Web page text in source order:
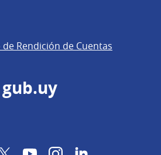
Rendición de Cuentas
gub.uy